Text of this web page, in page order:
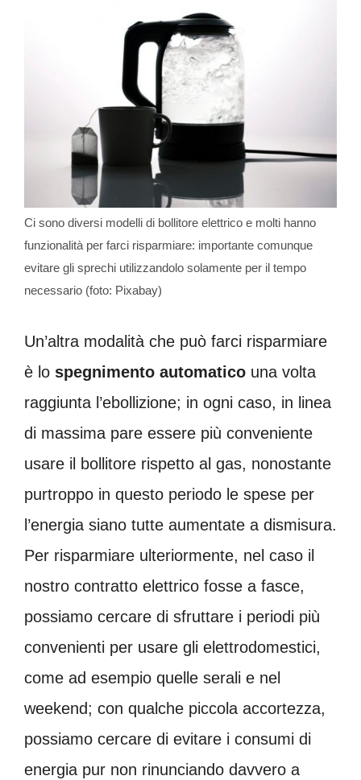
Ci sono diversi modelli di bollitore elettrico e molti hanno
funzionalità per farci risparmiare: importante comunque
evitare gli sprechi utilizzandolo solamente per il tempo
necessario (foto: Pixabay)
Un’altra modalità che può farci risparmiare
è lo spegnimento automatico una volta
raggiunta l’ebollizione; in ogni caso, in linea
di massima pare essere più conveniente
usare il bollitore rispetto al gas, nonostante
purtroppo in questo periodo le spese per
l’energia siano tutte aumentate a dismisura.
Per risparmiare ulteriormente, nel caso il
nostro contratto elettrico fosse a fasce,
possiamo cercare di sfruttare i periodi più
convenienti per usare gli elettrodomestici,
come ad esempio quelle serali e nel
weekend; con qualche piccola accortezza,
possiamo cercare di evitare i consumi di
energia pur non rinunciando davvero a